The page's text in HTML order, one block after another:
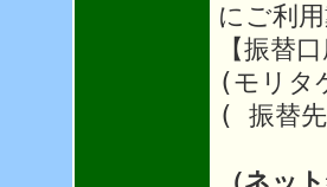
にご利
【振替
(モリタ
( 振替